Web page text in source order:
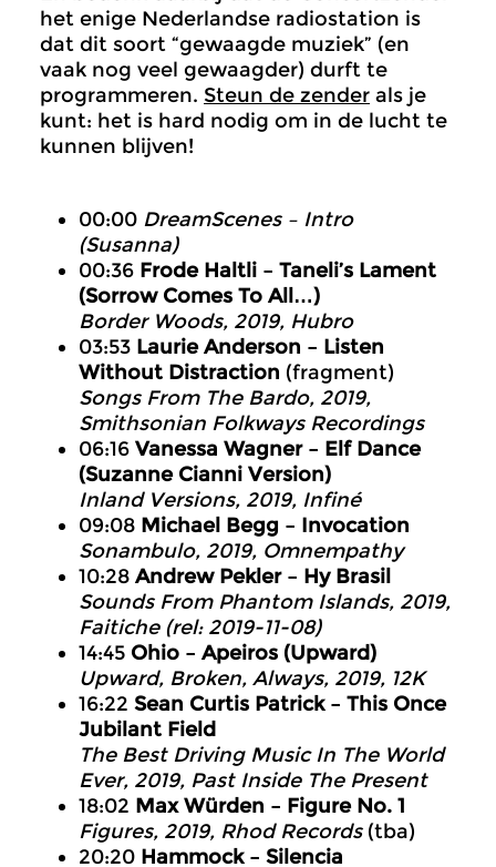
het enige Nederlandse radiostation is
dat dit soort “gewaagde muziek” (en
vaak nog veel gewaagder) durft te
programmeren. Steun de zender als je
kunt: het is hard nodig om in de lucht te
kunnen blijven!
00:00 DreamScenes – Intro
(Susanna)
00:36 Frode Haltli – Taneli’s Lament
(Sorrow Comes To All…)
Border Woods, 2019, Hubro
03:53 Laurie Anderson – Listen
Without Distraction (fragment)
Songs From The Bardo, 2019,
Smithsonian Folkways Recordings
06:16 Vanessa Wagner – Elf Dance
(Suzanne Cianni Version)
Inland Versions, 2019, Infiné
09:08 Michael Begg – Invocation
Sonambulo, 2019, Omnempathy
10:28 Andrew Pekler – Hy Brasil
Sounds From Phantom Islands, 2019,
Faitiche (rel: 2019-11-08)
14:45 Ohio – Apeiros (Upward)
Upward, Broken, Always, 2019, 12K
16:22 Sean Curtis Patrick – This Once
Jubilant Field
The Best Driving Music In The World
Ever, 2019, Past Inside The Present
18:02 Max Würden – Figure No. 1
Figures, 2019, Rhod Records(tba)
20:20 Hammock – Silencia